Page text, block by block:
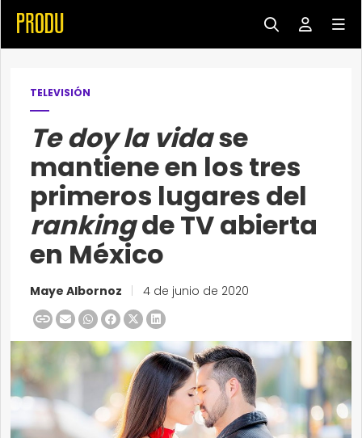
TELEVISIÓN
Te doy la vidase
mantiene en los tres
primeros lugares del
rankingde TV abierta
en México
Maye Albornoz 4 de junio de 2020